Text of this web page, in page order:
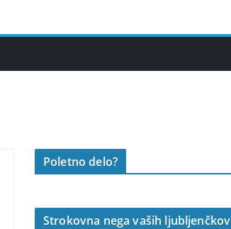
Poletno delo?
Strokovna nega vaših ljubljenčkov